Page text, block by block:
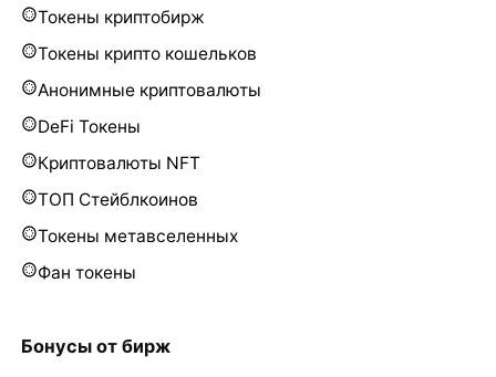
Токены криптобирж
Токены крипто кошельков
Анонимные криптовалюты
DeFi Токены
Криптовалюты NFT
ТОП Стейблкоинов
Токены метавселенных
Фан токены
Бонусы от бирж